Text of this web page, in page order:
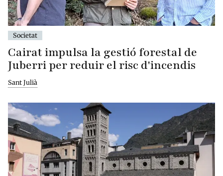
Societat
Cairat impulsa la gestió forestal de
Juberri per reduir el risc d'incendis
Sant Julià